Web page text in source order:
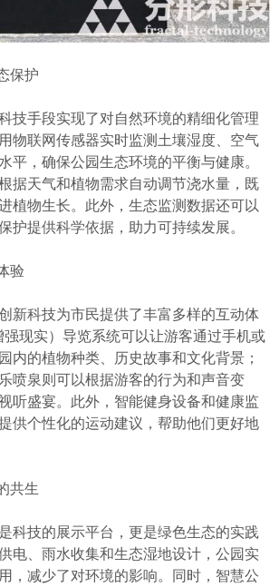
保护
手段实现了对自然环境的精细化管理
物联网传感器实时监测土壤湿度、空气
平，确保公园生态环境的平衡与健康。
据天气和植物需求自动调节浇水量，既
植物生长。此外，生态监测数据还可以
护提供科学依据，助力可持续发展。
验
科技为市民提供了丰富多样的互动体
现实）导览系统可以让游客通过手机或
内的植物种类、历史故事和文化背景；
喷泉则可以根据游客的行为和声音变
听盛宴。此外，智能健身设备和健康监
供个性化的运动建议，帮助他们更好地
共生
技的展示平台，更是绿色生态的实践
电、雨水收集和生态湿地设计，公园实
，减少了对环境的影响。同时，智慧公